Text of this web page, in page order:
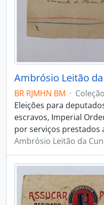
Ambrósio Leitão
BR RJMHN BM · Coleção
Eleições para
escravos, Imperial
por serviços prestados
Ambrósio Leitão da